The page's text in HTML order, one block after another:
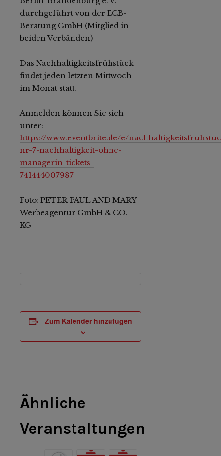
durchgeführt von der ECB-
Beratung GmbH (Mitglied in
beiden Verbänden)
Das Nachhaltigkeitsfrühstück
findet jeden letzten Mittwoch
im Monat statt.
Anmelden können Sie sich
unter:
https://www.eventbrite.de/e/
nr-7-nachhaltigkeit-ohne-
managerin-tickets-
741444007987
Foto: PETER PAUL AND MARY
Werbeagentur GmbH & CO.
KG
Zum Kalender hinzufügen
Ähnliche
Veranstaltungen